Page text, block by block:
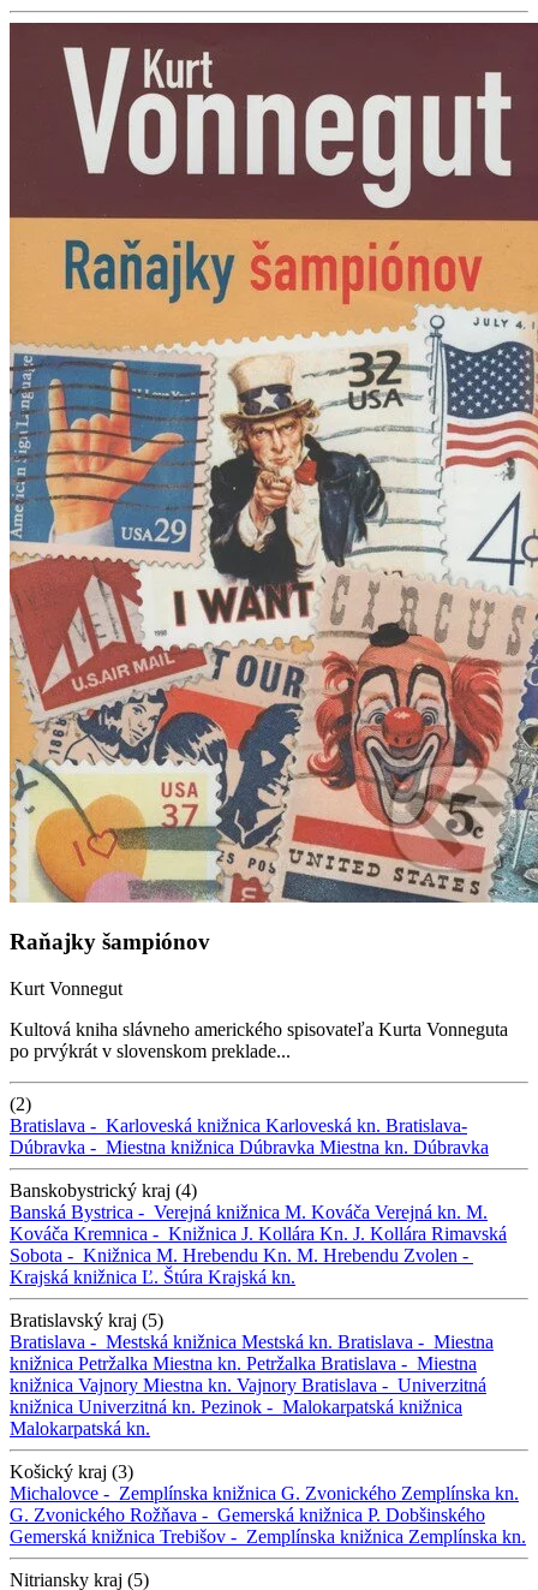
Raňajky šampiónov
Kurt Vonnegut
Kultová kniha slávneho amerického spisovateľa Kurta Vonneguta
po prvýkrát v slovenskom preklade...
(2)
Bratislava - Karloveská knižnica Karloveská kn. Bratislava-
Dúbravka - Miestna knižnica Dúbravka Miestna kn. Dúbravka
Banskobystrický kraj (4)
Banská Bystrica - Verejná knižnica M. Kováča Verejná kn. M.
Kováča Kremnica - Knižnica J. Kollára Kn. J. Kollára Rimavská
Sobota - Knižnica M. Hrebendu Kn. M. Hrebendu Zvolen -
Krajská knižnica Ľ. Štúra Krajská kn.
Bratislavský kraj (5)
Bratislava - Mestská knižnica Mestská kn. Bratislava - Miestna
knižnica Petržalka Miestna kn. Petržalka Bratislava - Miestna
knižnica Vajnory Miestna kn. Vajnory Bratislava - Univerzitná
knižnica Univerzitná kn. Pezinok - Malokarpatská knižnica
Malokarpatská kn.
Košický kraj (3)
Michalovce - Zemplínska knižnica G. Zvonického Zemplínska kn.
G. Zvonického Rožňava - Gemerská knižnica P. Dobšinského
Gemerská knižnica Trebišov - Zemplínska knižnica Zemplínska kn.
Nitriansky kraj (5)